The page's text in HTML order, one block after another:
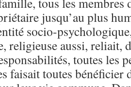
jusqu’au plus
socio-
religieuse aussi, reliait,
toutes les
faisait toutes bénéficier